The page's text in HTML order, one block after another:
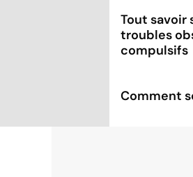
Tout savoir
troubles
compulsifs
Comment